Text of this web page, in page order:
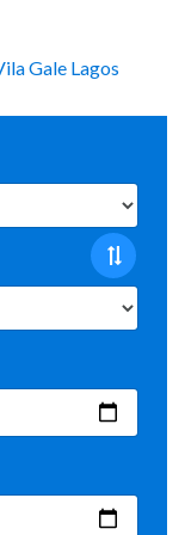
Gale Lagos